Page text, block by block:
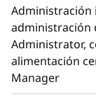
Administración
administración
Administrator,
alimentación
Manager